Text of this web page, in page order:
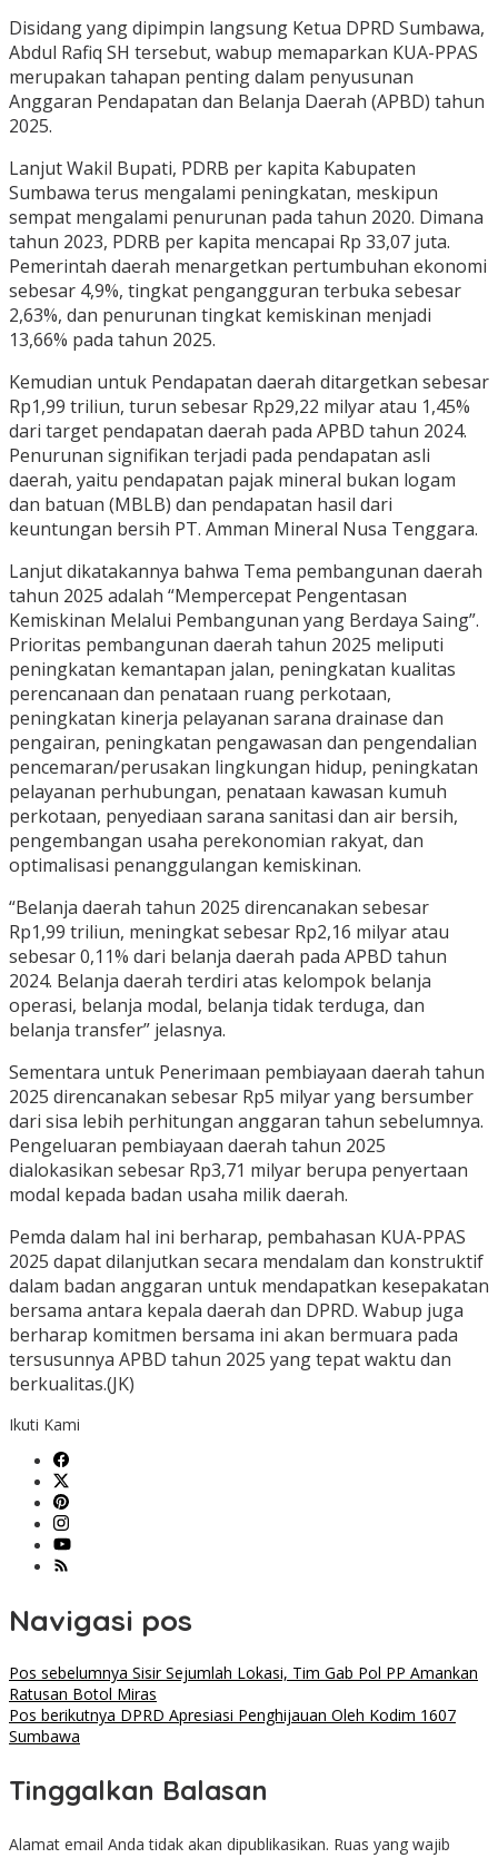
Disidang yang dipimpin langsung Ketua DPRD Sumbawa,
Abdul Rafiq SH tersebut, wabup memaparkan KUA-PPAS
merupakan tahapan penting dalam penyusunan
Anggaran Pendapatan dan Belanja Daerah (APBD) tahun
2025.
Lanjut Wakil Bupati, PDRB per kapita Kabupaten
Sumbawa terus mengalami peningkatan, meskipun
sempat mengalami penurunan pada tahun 2020. Dimana
tahun 2023, PDRB per kapita mencapai Rp 33,07 juta.
Pemerintah daerah menargetkan pertumbuhan ekonomi
sebesar 4,9%, tingkat pengangguran terbuka sebesar
2,63%, dan penurunan tingkat kemiskinan menjadi
13,66% pada tahun 2025.
Kemudian untuk Pendapatan daerah ditargetkan sebesar
Rp1,99 triliun, turun sebesar Rp29,22 milyar atau 1,45%
dari target pendapatan daerah pada APBD tahun 2024.
Penurunan signifikan terjadi pada pendapatan asli
daerah, yaitu pendapatan pajak mineral bukan logam
dan batuan (MBLB) dan pendapatan hasil dari
keuntungan bersih PT. Amman Mineral Nusa Tenggara.
Lanjut dikatakannya bahwa Tema pembangunan daerah
tahun 2025 adalah “Mempercepat Pengentasan
Kemiskinan Melalui Pembangunan yang Berdaya Saing”.
Prioritas pembangunan daerah tahun 2025 meliputi
peningkatan kemantapan jalan, peningkatan kualitas
perencanaan dan penataan ruang perkotaan,
peningkatan kinerja pelayanan sarana drainase dan
pengairan, peningkatan pengawasan dan pengendalian
pencemaran/perusakan lingkungan hidup, peningkatan
pelayanan perhubungan, penataan kawasan kumuh
perkotaan, penyediaan sarana sanitasi dan air bersih,
pengembangan usaha perekonomian rakyat, dan
optimalisasi penanggulangan kemiskinan.
“Belanja daerah tahun 2025 direncanakan sebesar
Rp1,99 triliun, meningkat sebesar Rp2,16 milyar atau
sebesar 0,11% dari belanja daerah pada APBD tahun
2024. Belanja daerah terdiri atas kelompok belanja
operasi, belanja modal, belanja tidak terduga, dan
belanja transfer” jelasnya.
Sementara untuk Penerimaan pembiayaan daerah tahun
2025 direncanakan sebesar Rp5 milyar yang bersumber
dari sisa lebih perhitungan anggaran tahun sebelumnya.
Pengeluaran pembiayaan daerah tahun 2025
dialokasikan sebesar Rp3,71 milyar berupa penyertaan
modal kepada badan usaha milik daerah.
Pemda dalam hal ini berharap, pembahasan KUA-PPAS
2025 dapat dilanjutkan secara mendalam dan konstruktif
dalam badan anggaran untuk mendapatkan kesepakatan
bersama antara kepala daerah dan DPRD. Wabup juga
berharap komitmen bersama ini akan bermuara pada
tersusunnya APBD tahun 2025 yang tepat waktu dan
berkualitas.(JK)
Ikuti Kami
Navigasi pos
Pos sebelumnya Sisir Sejumlah Lokasi, Tim Gab Pol PP Amankan
Ratusan Botol Miras
Pos berikutnya DPRD Apresiasi Penghijauan Oleh Kodim 1607
Sumbawa
Tinggalkan Balasan
Alamat email Anda tidak akan dipublikasikan. Ruas yang wajib